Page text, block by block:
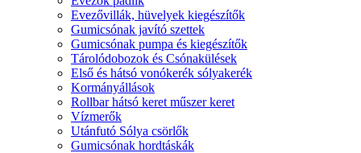
Evezővillák, hüvelyek kiegészítők
Gumicsónak javító szettek
Gumicsónak pumpa és kiegészítők
Tárolódobozok és Csónakülések
Első és hátsó vonókerék sólyakerék
Kormányállások
Rollbar hátsó keret műszer keret
Vízmerők
Utánfutó Sólya csörlők
Gumicsónak hordtáskák